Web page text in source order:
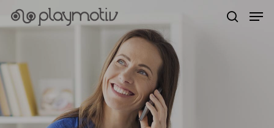
Hit enter to search or ESC to close